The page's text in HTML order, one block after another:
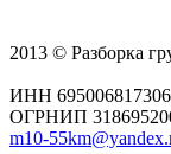
2013 © Разборка
ИНН 695006817306
ОГРНИП
m10-